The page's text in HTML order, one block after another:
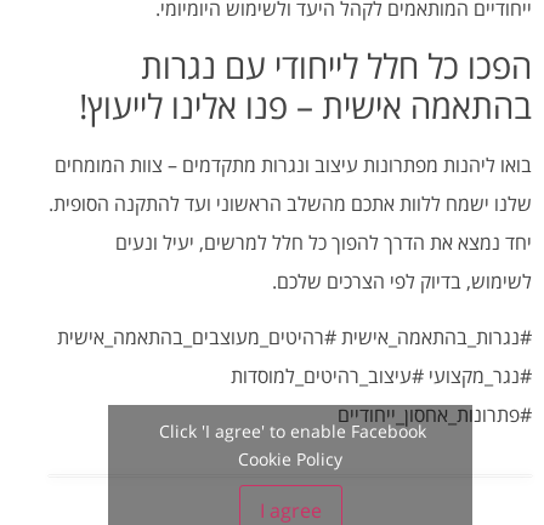
ייחודיים המותאמים לקהל היעד ולשימוש היומיומי.
הפכו כל חלל לייחודי עם נגרות
בהתאמה אישית – פנו אלינו לייעוץ!
בואו ליהנות מפתרונות עיצוב ונגרות מתקדמים – צוות המומחים
שלנו ישמח ללוות אתכם מהשלב הראשוני ועד להתקנה הסופית.
יחד נמצא את הדרך להפוך כל חלל למרשים, יעיל ונעים
לשימוש, בדיוק לפי הצרכים שלכם.
#נגרות_בהתאמה_אישית #רהיטים_מעוצבים_בהתאמה_אישית
#נגר_מקצועי #עיצוב_רהיטים_למוסדות
#פתרונות_אחסון_ייחודיים
Click 'I agree' to enable Facebook
Cookie Policy
I agree